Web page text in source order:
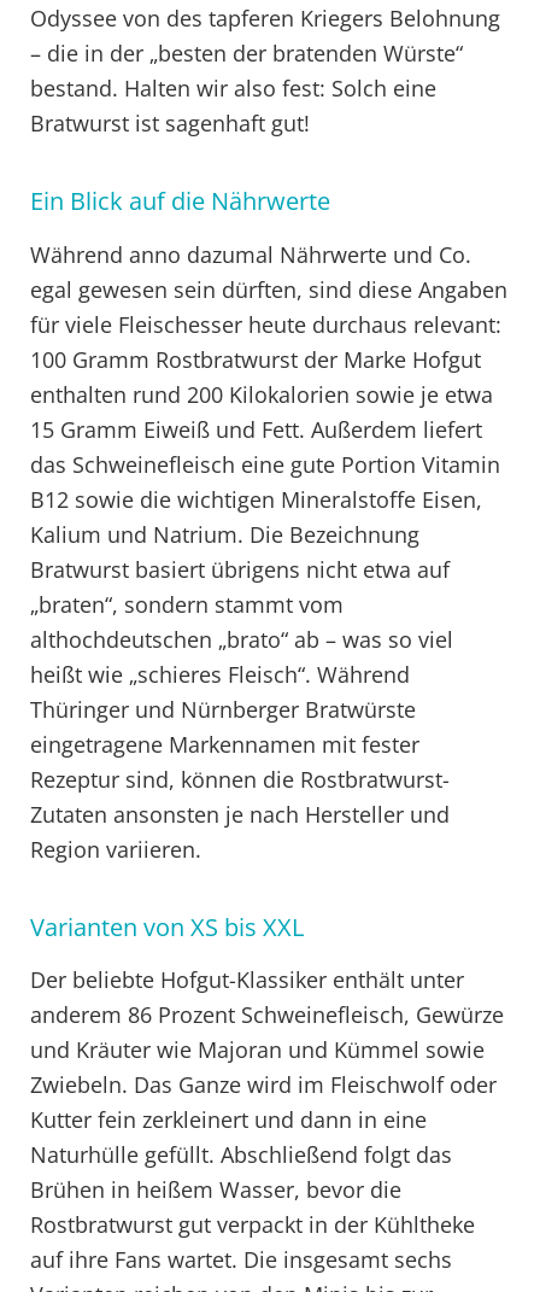
Odyssee von des tapferen Kriegers Belohnung
– die in der „besten der bratenden Würste“
bestand. Halten wir also fest: Solch eine
Bratwurst ist sagenhaft gut!
Ein Blick auf die Nährwerte
Während anno dazumal Nährwerte und Co.
egal gewesen sein dürften, sind diese Angaben
für viele Fleischesser heute durchaus relevant:
100 Gramm Rostbratwurst der Marke Hofgut
enthalten rund 200 Kilokalorien sowie je etwa
15 Gramm Eiweiß und Fett. Außerdem liefert
das Schweinefleisch eine gute Portion Vitamin
B12 sowie die wichtigen Mineralstoffe Eisen,
Kalium und Natrium. Die Bezeichnung
Bratwurst basiert übrigens nicht etwa auf
„braten“, sondern stammt vom
althochdeutschen „brato“ ab – was so viel
heißt wie „schieres Fleisch“. Während
Thüringer und Nürnberger Bratwürste
eingetragene Markennamen mit fester
Rezeptur sind, können die Rostbratwurst-
Zutaten ansonsten je nach Hersteller und
Region variieren.
Varianten von XS bis XXL
Der beliebte Hofgut-Klassiker enthält unter
anderem 86 Prozent Schweinefleisch, Gewürze
und Kräuter wie Majoran und Kümmel sowie
Zwiebeln. Das Ganze wird im Fleischwolf oder
Kutter fein zerkleinert und dann in eine
Naturhülle gefüllt. Abschließend folgt das
Brühen in heißem Wasser, bevor die
Rostbratwurst gut verpackt in der Kühltheke
auf ihre Fans wartet. Die insgesamt sechs